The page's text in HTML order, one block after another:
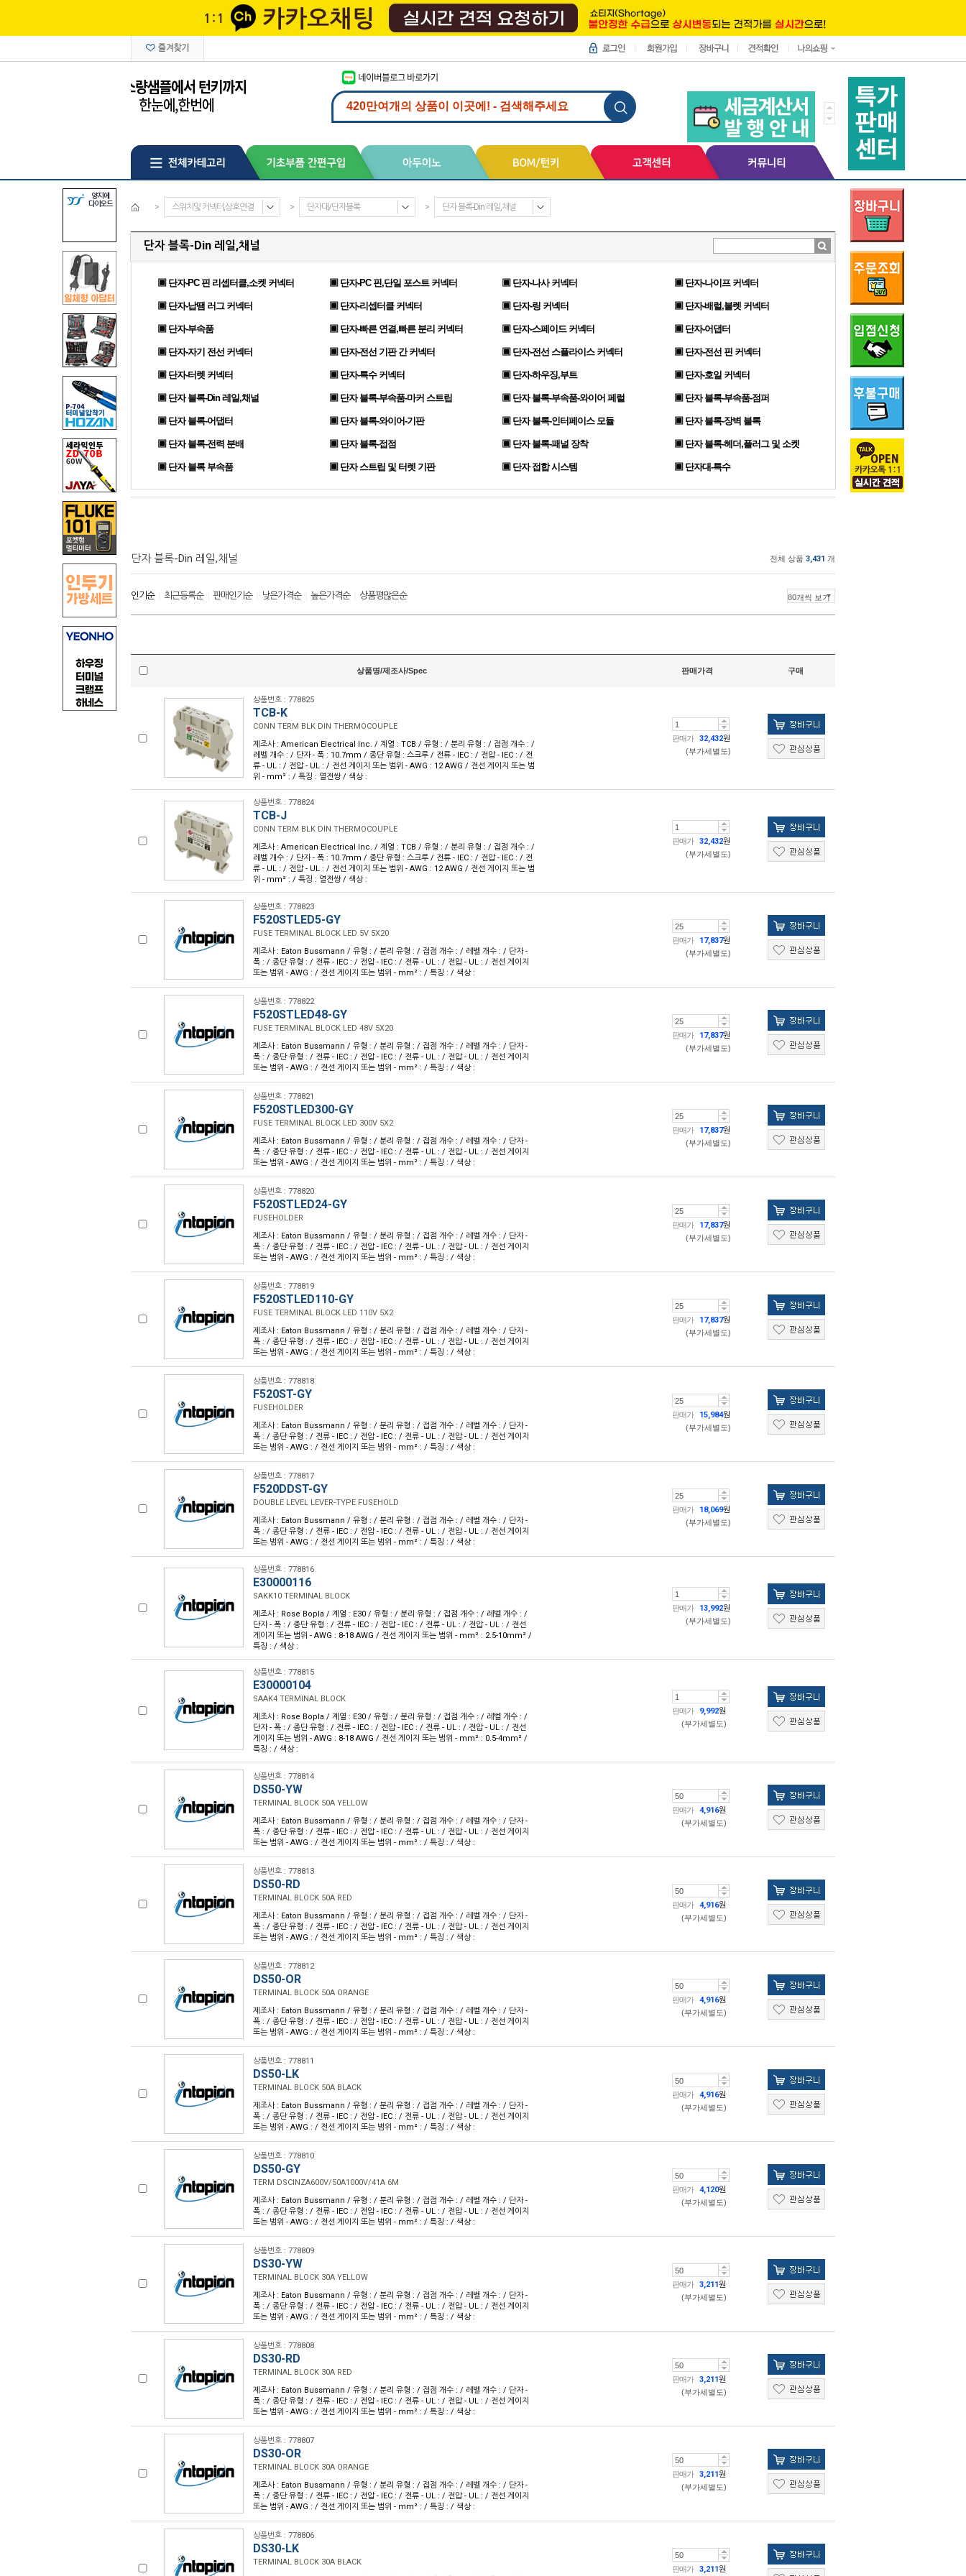
> 스위치및 커넥터,상호연결 > 단자대/단자블록 > 단자 블록-Din 레일,채널
단자 블록-Din 레일,채널
▣ 단자-PC 핀 리셉터클,소켓 커넥터 ▣ 단자-PC 핀,단일 포스트 커넥터 ▣ 단자-나사 커넥터 ▣ 단자-나이프 커넥터
▣ 단자-납땜 러그 커넥터 ▣ 단자-리셉터클 커넥터 ▣ 단자-링 커넥터 ▣ 단자-배럴,불렛 커넥터
▣ 단자-부속품 ▣ 단자-빠른 연결,빠른 분리 커넥터 ▣ 단자-스페이드 커넥터 ▣ 단자-어댑터
▣ 단자-자기 전선 커넥터 ▣ 단자-전선 기판 간 커넥터 ▣ 단자-전선 스플라이스 커넥터 ▣ 단자-전선 핀 커넥터
▣ 단자-터렛 커넥터 ▣ 단자-특수 커넥터 ▣ 단자-하우징,부트 ▣ 단자-호일 커넥터
▣ 단자 블록-Din 레일,채널 ▣ 단자 블록-부속품-마커 스트립 ▣ 단자 블록-부속품-와이어 페럴 ▣ 단자 블록-부속품-점퍼
▣ 단자 블록-어댑터 ▣ 단자 블록-와이어-기판 ▣ 단자 블록-인터페이스 모듈 ▣ 단자 블록-장벽 블록
▣ 단자 블록-전력 분배 ▣ 단자 블록-접점 ▣ 단자 블록-패널 장착 ▣ 단자 블록-헤더,플러그 및 소켓
▣ 단자 블록 부속품 ▣ 단자 스트립 및 터렛 기판 ▣ 단자 접합 시스템 ▣ 단자대-특수
단자 블록-Din 레일,채널 전체 상품 3,431 개
인기순| 최근등록순| 판매인기순| 낮은가격순| 높은가격순| 상품평많은순
상품명/제조사/Spec 판매가격 구매
상품번호 : 778825
TCB-K
CONN TERM BLK DIN THERMOCOUPLE
제조사 : American Electrical Inc. / 계열 : TCB / 유형 : / 분리 유형 : / 접점 개수 : /
레벨 개수 : / 단자 - 폭 : 10.7mm / 종단 유형 : 스크루 / 전류 - IEC : / 전압 - IEC : / 전
류 - UL : / 전압 - UL : / 전선 게이지 또는 범위 - AWG : 12 AWG / 전선 게이지 또는 범
위 - mm² : / 특징 : 열전쌍 / 색상 :
판매가 32,432원
(부가세별도)
상품번호 : 778824
TCB-J
CONN TERM BLK DIN THERMOCOUPLE
제조사 : American Electrical Inc. / 계열 : TCB / 유형 : / 분리 유형 : / 접점 개수 : /
레벨 개수 : / 단자 - 폭 : 10.7mm / 종단 유형 : 스크루 / 전류 - IEC : / 전압 - IEC : / 전
류 - UL : / 전압 - UL : / 전선 게이지 또는 범위 - AWG : 12 AWG / 전선 게이지 또는 범
위 - mm² : / 특징 : 열전쌍 / 색상 :
판매가 32,432원
(부가세별도)
상품번호 : 778823
F520STLED5-GY
FUSE TERMINAL BLOCK LED 5V 5X20
제조사 : Eaton Bussmann / 유형 : / 분리 유형 : / 접점 개수 : / 레벨 개수 : / 단자 -
폭 : / 종단 유형 : / 전류 - IEC : / 전압 - IEC : / 전류 - UL : / 전압 - UL : / 전선 게이지
또는 범위 - AWG : / 전선 게이지 또는 범위 - mm² : / 특징 : / 색상 :
판매가 17,837원
(부가세별도)
상품번호 : 778822
F520STLED48-GY
FUSE TERMINAL BLOCK LED 48V 5X20
제조사 : Eaton Bussmann / 유형 : / 분리 유형 : / 접점 개수 : / 레벨 개수 : / 단자 -
폭 : / 종단 유형 : / 전류 - IEC : / 전압 - IEC : / 전류 - UL : / 전압 - UL : / 전선 게이지
또는 범위 - AWG : / 전선 게이지 또는 범위 - mm² : / 특징 : / 색상 :
판매가 17,837원
(부가세별도)
상품번호 : 778821
F520STLED300-GY
FUSE TERMINAL BLOCK LED 300V 5X2
제조사 : Eaton Bussmann / 유형 : / 분리 유형 : / 접점 개수 : / 레벨 개수 : / 단자 -
폭 : / 종단 유형 : / 전류 - IEC : / 전압 - IEC : / 전류 - UL : / 전압 - UL : / 전선 게이지
또는 범위 - AWG : / 전선 게이지 또는 범위 - mm² : / 특징 : / 색상 :
판매가 17,837원
(부가세별도)
상품번호 : 778820
F520STLED24-GY
FUSEHOLDER
제조사 : Eaton Bussmann / 유형 : / 분리 유형 : / 접점 개수 : / 레벨 개수 : / 단자 -
폭 : / 종단 유형 : / 전류 - IEC : / 전압 - IEC : / 전류 - UL : / 전압 - UL : / 전선 게이지
또는 범위 - AWG : / 전선 게이지 또는 범위 - mm² : / 특징 : / 색상 :
판매가 17,837원
(부가세별도)
상품번호 : 778819
F520STLED110-GY
FUSE TERMINAL BLOCK LED 110V 5X2
제조사 : Eaton Bussmann / 유형 : / 분리 유형 : / 접점 개수 : / 레벨 개수 : / 단자 -
폭 : / 종단 유형 : / 전류 - IEC : / 전압 - IEC : / 전류 - UL : / 전압 - UL : / 전선 게이지
또는 범위 - AWG : / 전선 게이지 또는 범위 - mm² : / 특징 : / 색상 :
판매가 17,837원
(부가세별도)
상품번호 : 778818
F520ST-GY
FUSEHOLDER
제조사 : Eaton Bussmann / 유형 : / 분리 유형 : / 접점 개수 : / 레벨 개수 : / 단자 -
폭 : / 종단 유형 : / 전류 - IEC : / 전압 - IEC : / 전류 - UL : / 전압 - UL : / 전선 게이지
또는 범위 - AWG : / 전선 게이지 또는 범위 - mm² : / 특징 : / 색상 :
판매가 15,984원
(부가세별도)
상품번호 : 778817
F520DDST-GY
DOUBLE LEVEL LEVER-TYPE FUSEHOLD
제조사 : Eaton Bussmann / 유형 : / 분리 유형 : / 접점 개수 : / 레벨 개수 : / 단자 -
폭 : / 종단 유형 : / 전류 - IEC : / 전압 - IEC : / 전류 - UL : / 전압 - UL : / 전선 게이지
또는 범위 - AWG : / 전선 게이지 또는 범위 - mm² : / 특징 : / 색상 :
판매가 18,069원
(부가세별도)
상품번호 : 778816
E30000116
SAKK10 TERMINAL BLOCK
제조사 : Rose Bopla / 계열 : E30 / 유형 : / 분리 유형 : / 접점 개수 : / 레벨 개수 : /
단자 - 폭 : / 종단 유형 : / 전류 - IEC : / 전압 - IEC : / 전류 - UL : / 전압 - UL : / 전선
게이지 또는 범위 - AWG : 8-18 AWG / 전선 게이지 또는 범위 - mm² : 2.5-10mm² /
특징 : / 색상 :
판매가 13,992원
(부가세별도)
상품번호 : 778815
E30000104
SAAK4 TERMINAL BLOCK
제조사 : Rose Bopla / 계열 : E30 / 유형 : / 분리 유형 : / 접점 개수 : / 레벨 개수 : /
단자 - 폭 : / 종단 유형 : / 전류 - IEC : / 전압 - IEC : / 전류 - UL : / 전압 - UL : / 전선
게이지 또는 범위 - AWG : 8-18 AWG / 전선 게이지 또는 범위 - mm² : 0.5-4mm² /
특징 : / 색상 :
판매가 9,992원
(부가세별도)
상품번호 : 778814
DS50-YW
TERMINAL BLOCK 50A YELLOW
제조사 : Eaton Bussmann / 유형 : / 분리 유형 : / 접점 개수 : / 레벨 개수 : / 단자 -
폭 : / 종단 유형 : / 전류 - IEC : / 전압 - IEC : / 전류 - UL : / 전압 - UL : / 전선 게이지
또는 범위 - AWG : / 전선 게이지 또는 범위 - mm² : / 특징 : / 색상 :
판매가 4,916원
(부가세별도)
상품번호 : 778813
DS50-RD
TERMINAL BLOCK 50A RED
제조사 : Eaton Bussmann / 유형 : / 분리 유형 : / 접점 개수 : / 레벨 개수 : / 단자 -
폭 : / 종단 유형 : / 전류 - IEC : / 전압 - IEC : / 전류 - UL : / 전압 - UL : / 전선 게이지
또는 범위 - AWG : / 전선 게이지 또는 범위 - mm² : / 특징 : / 색상 :
판매가 4,916원
(부가세별도)
상품번호 : 778812
DS50-OR
TERMINAL BLOCK 50A ORANGE
제조사 : Eaton Bussmann / 유형 : / 분리 유형 : / 접점 개수 : / 레벨 개수 : / 단자 -
폭 : / 종단 유형 : / 전류 - IEC : / 전압 - IEC : / 전류 - UL : / 전압 - UL : / 전선 게이지
또는 범위 - AWG : / 전선 게이지 또는 범위 - mm² : / 특징 : / 색상 :
판매가 4,916원
(부가세별도)
상품번호 : 778811
DS50-LK
TERMINAL BLOCK 50A BLACK
제조사 : Eaton Bussmann / 유형 : / 분리 유형 : / 접점 개수 : / 레벨 개수 : / 단자 -
폭 : / 종단 유형 : / 전류 - IEC : / 전압 - IEC : / 전류 - UL : / 전압 - UL : / 전선 게이지
또는 범위 - AWG : / 전선 게이지 또는 범위 - mm² : / 특징 : / 색상 :
판매가 4,916원
(부가세별도)
상품번호 : 778810
DS50-GY
TERM DSCINZA600V/50A1000V/41A 6M
제조사 : Eaton Bussmann / 유형 : / 분리 유형 : / 접점 개수 : / 레벨 개수 : / 단자 -
폭 : / 종단 유형 : / 전류 - IEC : / 전압 - IEC : / 전류 - UL : / 전압 - UL : / 전선 게이지
또는 범위 - AWG : / 전선 게이지 또는 범위 - mm² : / 특징 : / 색상 :
판매가 4,120원
(부가세별도)
상품번호 : 778809
DS30-YW
TERMINAL BLOCK 30A YELLOW
제조사 : Eaton Bussmann / 유형 : / 분리 유형 : / 접점 개수 : / 레벨 개수 : / 단자 -
폭 : / 종단 유형 : / 전류 - IEC : / 전압 - IEC : / 전류 - UL : / 전압 - UL : / 전선 게이지
또는 범위 - AWG : / 전선 게이지 또는 범위 - mm² : / 특징 : / 색상 :
판매가 3,211원
(부가세별도)
상품번호 : 778808
DS30-RD
TERMINAL BLOCK 30A RED
제조사 : Eaton Bussmann / 유형 : / 분리 유형 : / 접점 개수 : / 레벨 개수 : / 단자 -
폭 : / 종단 유형 : / 전류 - IEC : / 전압 - IEC : / 전류 - UL : / 전압 - UL : / 전선 게이지
또는 범위 - AWG : / 전선 게이지 또는 범위 - mm² : / 특징 : / 색상 :
판매가 3,211원
(부가세별도)
상품번호 : 778807
DS30-OR
TERMINAL BLOCK 30A ORANGE
제조사 : Eaton Bussmann / 유형 : / 분리 유형 : / 접점 개수 : / 레벨 개수 : / 단자 -
폭 : / 종단 유형 : / 전류 - IEC : / 전압 - IEC : / 전류 - UL : / 전압 - UL : / 전선 게이지
또는 범위 - AWG : / 전선 게이지 또는 범위 - mm² : / 특징 : / 색상 :
판매가 3,211원
(부가세별도)
상품번호 : 778806
DS30-LK
TERMINAL BLOCK 30A BLACK
판매가 3,211원